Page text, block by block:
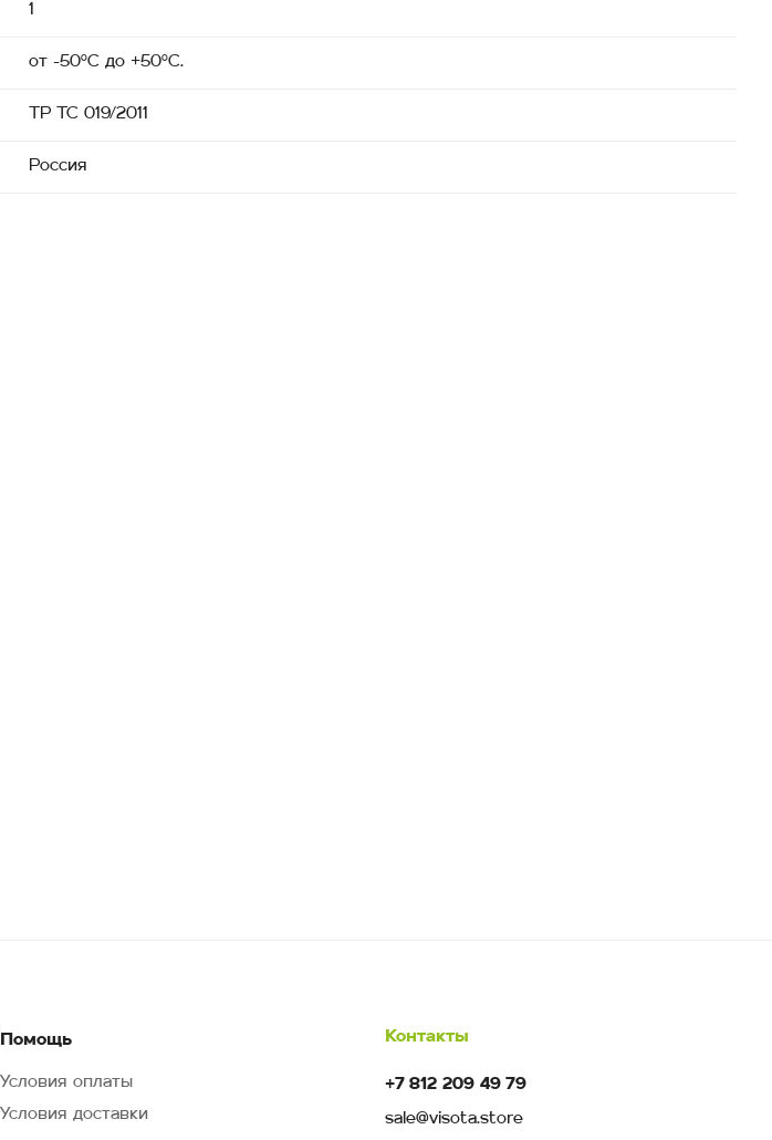
1
от -50°С до +50°С.
ТР ТС 019/2011
Россия
Помощь
Условия оплаты
Условия доставки
Контакты
+7 812 209 49 79
sale@visota.store